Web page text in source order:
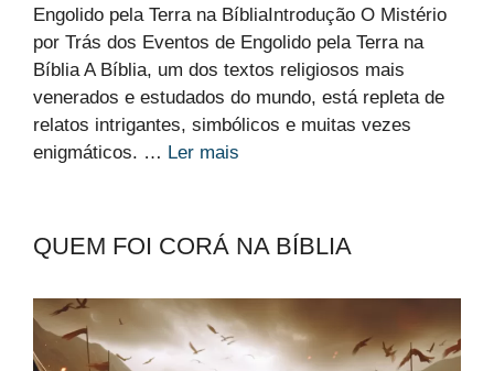
Engolido pela Terra na BíbliaIntrodução O Mistério
por Trás dos Eventos de Engolido pela Terra na
Bíblia A Bíblia, um dos textos religiosos mais
venerados e estudados do mundo, está repleta de
relatos intrigantes, simbólicos e muitas vezes
enigmáticos. … Ler mais
QUEM FOI CORÁ NA BÍBLIA